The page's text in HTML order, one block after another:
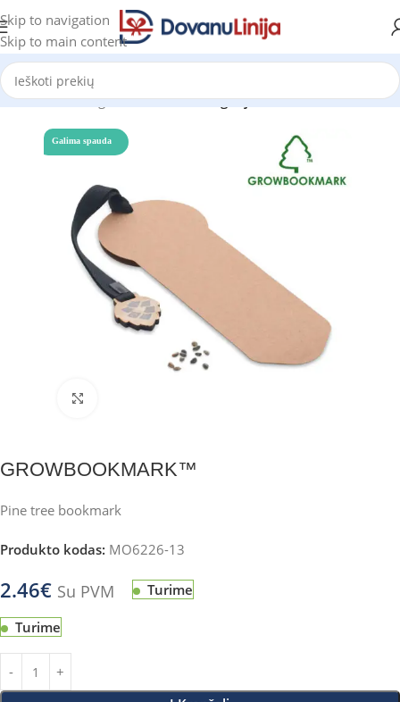
Skip to navigation
Skip to main content
Pradžia Katalogas Prekes be kategorijos
Galima spauda
GROWBOOKMARK™
Pine tree bookmark
Produkto kodas: MO6226-13
2.46€ Su PVM Turime
Turime